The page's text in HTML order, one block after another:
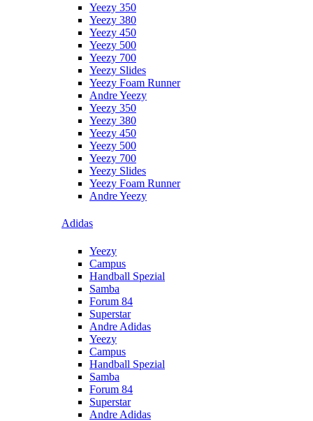
Yeezy 350
Yeezy 380
Yeezy 450
Yeezy 500
Yeezy 700
Yeezy Slides
Yeezy Foam Runner
Andre Yeezy
Yeezy 350
Yeezy 380
Yeezy 450
Yeezy 500
Yeezy 700
Yeezy Slides
Yeezy Foam Runner
Andre Yeezy
Adidas
Yeezy
Campus
Handball Spezial
Samba
Forum 84
Superstar
Andre Adidas
Yeezy
Campus
Handball Spezial
Samba
Forum 84
Superstar
Andre Adidas